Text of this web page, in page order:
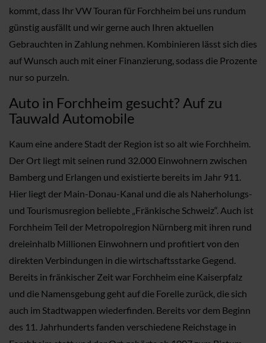
kommt, dass Ihr VW Touran für Forchheim bei uns rundum
günstig ausfällt und wir gerne auch Ihren aktuellen
Gebrauchten in Zahlung nehmen. Kombinieren lässt sich dies
auf Wunsch auch mit einer Finanzierung, sodass die Prozente
nur so purzeln.
Auto in Forchheim gesucht? Auf zu
Tauwald Automobile
Kaum eine andere Stadt der Region ist so alt wie Forchheim.
Der Ort liegt mit seinen rund 32.000 Einwohnern zwischen
Bamberg und Erlangen und existierte bereits im Jahr 911.
Hier liegt der Main-Donau-Kanal und die als Naherholungs-
und Tourismusregion beliebte „Fränkische Schweiz“. Auch ist
Forchheim Teil der Metropolregion Nürnberg mit ihren rund
dreieinhalb Millionen Einwohnern und profitiert von den
direkten Verbindungen in die wirtschaftsstarke Gegend.
Bereits in fränkischer Zeit war Forchheim eine Kaiserpfalz
und die Namensgebung geht auf die Forelle zurück, die sich
auch im Stadtwappen wiederfinden. Bereits vor dem Beginn
des 11. Jahrhunderts fanden verschiedene Reichstage in